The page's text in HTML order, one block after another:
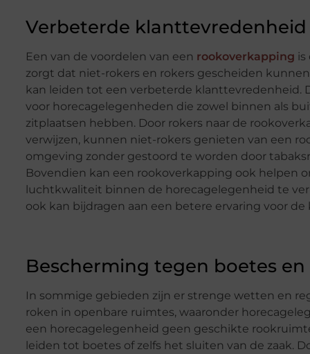
Verbeterde klanttevredenheid
Een van de voordelen van een rookoverkapping is
zorgt dat niet-rokers en rokers gescheiden
kan leiden tot een verbeterde klanttevredenheid.
voor horecagelegenheden die zowel binnen als
zitplaatsen hebben. Door rokers naar de
verwijzen, kunnen niet-rokers genieten van een
omgeving zonder gestoord te worden door
Bovendien kan een rookoverkapping ook helpen
luchtkwaliteit binnen de horecagelegenheid te
ook kan bijdragen aan een betere ervaring voor de
Bescherming tegen boetes en
In sommige gebieden zijn er strenge wetten en
roken in openbare ruimtes, waaronder
een horecagelegenheid geen geschikte
leiden tot boetes of zelfs het sluiten van de zaak.